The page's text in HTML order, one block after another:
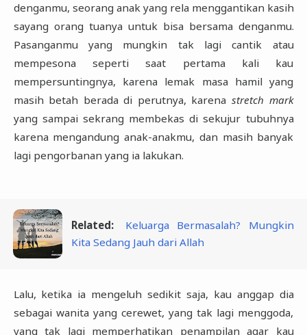
denganmu, seorang anak yang rela menggantikan kasih
sayang orang tuanya untuk bisa bersama denganmu.
Pasanganmu yang mungkin tak lagi cantik atau
mempesona seperti saat pertama kali kau
mempersuntingnya, karena lemak masa hamil yang
masih betah berada di perutnya, karena stretch mark
yang sampai sekrang membekas di sekujur tubuhnya
karena mengandung anak-anakmu, dan masih banyak
lagi pengorbanan yang ia lakukan.
Related:
Keluarga Bermasalah? Mungkin
Kita Sedang Jauh dari Allah
Lalu, ketika ia mengeluh sedikit saja, kau anggap dia
sebagai wanita yang cerewet, yang tak lagi menggoda,
yang tak lagi memperhatikan penampilan agar kau